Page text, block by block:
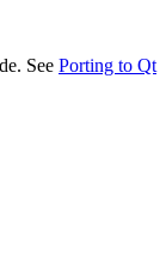
See Porting to Qt